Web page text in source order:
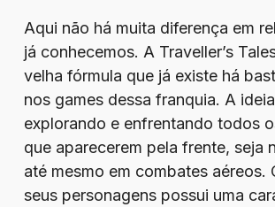
Aqui não há muita diferença em
já conhecemos. A Traveller’s
velha fórmula que já existe há
nos games dessa franquia. A
explorando e enfrentando todos
que aparecerem pela frente, seja
até mesmo em combates aéreos.
seus personagens possui uma